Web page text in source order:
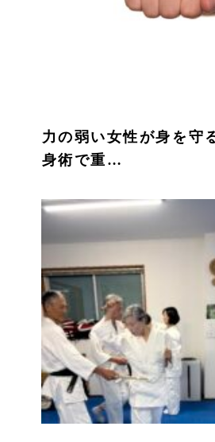
力の弱い女性が身を守
身術で重…